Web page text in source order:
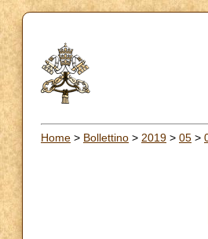
Home > Bollettino > 2019 > 05 >